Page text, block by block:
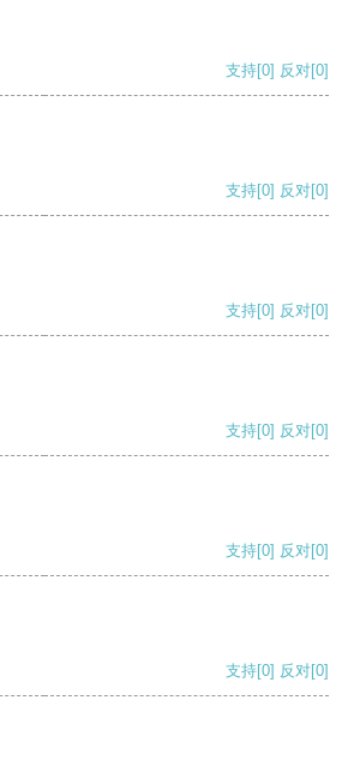
支持[0] 反对[0]
支持[0] 反对[0]
支持[0] 反对[0]
支持[0] 反对[0]
支持[0] 反对[0]
支持[0] 反对[0]